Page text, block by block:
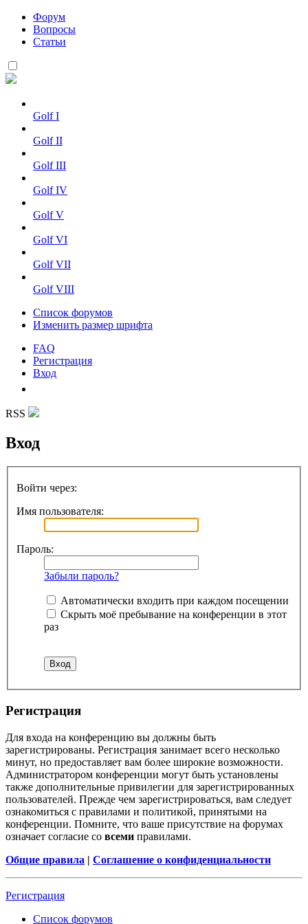
Форум
Вопросы
Статьи
Golf I
Golf II
Golf III
Golf IV
Golf V
Golf VI
Golf VII
Golf VIII
Список форумов
Изменить размер шрифта
FAQ
Регистрация
Вход
RSS
Вход
Войти через:
Имя пользователя:
Пароль:
Забыли пароль?
Автоматически входить при каждом посещении
Скрыть моё пребывание на конференции в этот
раз
Регистрация
Для входа на конференцию вы должны быть
зарегистрированы. Регистрация занимает всего несколько
минут, но предоставляет вам более широкие возможности.
Администратором конференции могут быть установлены
также дополнительные привилегии для зарегистрированных
пользователей. Прежде чем зарегистрироваться, вам следует
ознакомиться с правилами и политикой, принятыми на
конференции. Помните, что ваше присутствие на форумах
означает согласие со всеми правилами.
Общие правила | Соглашение о конфиденциальности
Регистрация
Список форумов